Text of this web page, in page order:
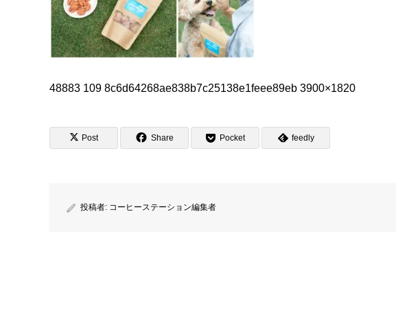
48883 109 8c6d64268ae838b7c25138e1feee89eb 3900×1820
Post Share Pocket feedly
投稿者: コーヒーステーション編集者